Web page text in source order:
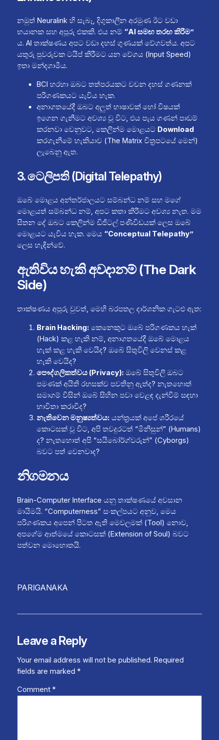
නමුත් Neuralink හි සැබෑ, දිගුකාලීන අරමුණ ඊට වඩා
භයානක සහ අපූරු එකකි. එය නම් “AI සමඟ තරඟ කිරීම”
ය. AI තාක්ෂණය අපට වඩා දහස් ගුණයක් වේගවත්ය. අපට
යතුරු පුවරුවක ටයිප් කිරීමට යන වේගය (Input Speed)
ඉතා මන්දගාමීය.
BCI හරහා ඔබට තත්පරයකට වචන දහස් ගණනක්
පරිගණකයට යැවිය හැක.
අනාගතයේදී ඔබට අලුත් භාෂාවක් හෝ විෂයක්
ඉගෙන ගැනීමට අවශ්‍ය වූ විට, එය පැය ගණන් පාඩම්
කරනවා වෙනුවට, කෙලින්ම මොළයට Download
කරගැනීමේ හැකියාව (The Matrix චිත්‍රපටයේ මෙන්)
ලැබෙනු ඇත.
3. ටෙලිපති (Digital Telepathy)
ඔබේ මොළය අන්තර්ජාලයට සම්බන්ධ නම් සහ මගේ
මොළයත් සම්බන්ධ නම්, අපට කතා කිරීමට අවශ්‍ය නැත. මම
සිතන දේ ඔබට කෙලින්ම ඩිජිටල් පණිවිඩයක් ලෙස ඔබේ
මොළයට යැවිය හැක. මෙය “Conceptual Telepathy”
ලෙස හැඳින්වේ.
ඇතිවිය හැකි අවදානම් (The Dark
Side)
තාක්ෂණය අපූරු වුවත්, මෙහි බරපතල දාර්ශනික ගැටළු ඇත:
Brain Hacking:කෙනෙකුට ඔබේ පරිගණකය හැක්
(Hack) කළ හැකි නම්, අනාගතයේදී ඔබේ මොළය
හැක් කළ හැකි වෙයිද? ඔබේ සිතුවිලි වෙනස් කළ
හැකි වෙයිද?
පෞද්ගලිකත්වය (Privacy):ඔබේ සිතුවිලි ඔබට
පමණක් අයිති රහසක්ව පවතිනු ඇත්ද? නැතහොත්
සමාගම් විසින් ඔබේ සිහින පවා වෙළඳ දැන්වීම් සඳහා
භාවිතා කරාවිද?
නැතිවෙන මනුෂ්‍යත්වය:යන්ත්‍රයක් අපේ ශරීරයේ
කොටසක් වූ විට, අපි තවදුරටත් “මිනිසුන්” (Humans)
ද? නැතහොත් අපි “සයිබෝර්ග්වරුන්” (Cyborgs)
බවට පත් වෙනවාද?
නිගමනය
Brain-Computer Interface යනු තාක්ෂණයේ අවසාන
මායිමයි. “Computerness” සංකල්පයට අනුව, මෙය
පරිගණකය අපෙන් පිටත ඇති මෙවලමක් (Tool) නොව,
අපගේම ආත්මයේ කොටසක් (Extension of Soul) බවට
පත්වන මොහොතයි.
PARIGANAKA
Leave a Reply
Your email address will not be published. Required
fields are marked *
Comment *